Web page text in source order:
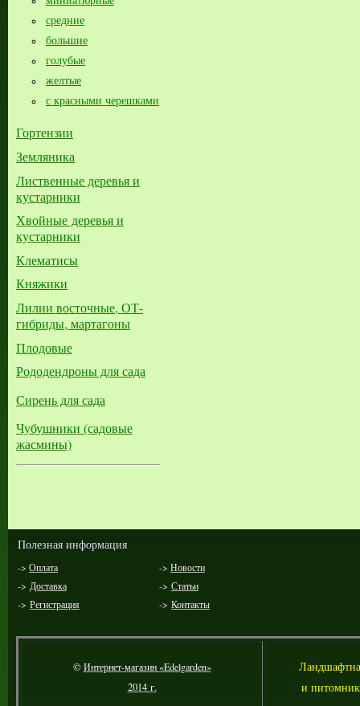
средние
большие​
голубые
желтые
с красными черешками
Гортензии
Земляника
Лиственные деревья и
кустарники
Хвойные деревья и
кустарники
Клематисы
Княжики
Лилии восточные, ОТ-
гибриды, мартагоны
Плодовые
Рододендроны для сада
Сирень для сада
Чубушники (садовые
жасмины)
Полезная информация
-> Оплата -> Новости
-> Доставка -> Статьи
-> Регистрация -> Контакты
©Интернет-магазин «Edelgarden»
2014 г.
Л
и питомник